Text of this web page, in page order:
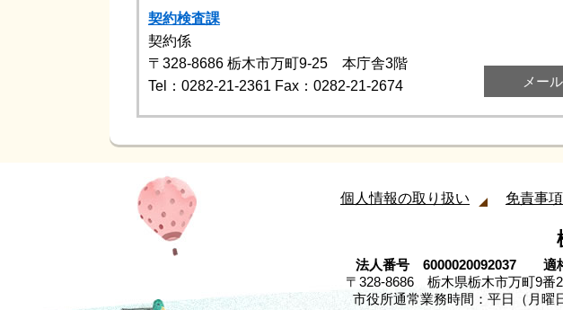
契約検査課
契約係
〒328-8686 栃木市万町9-25 本庁舎3階
Tel：0282-21-2361 Fax：0282-21-2674 メー
個人情報の取り扱い 免責事項
法人番号 6000020092037 適格
〒328-8686 栃木県栃木市万町9番
市役所通常業務時間：平日（月曜